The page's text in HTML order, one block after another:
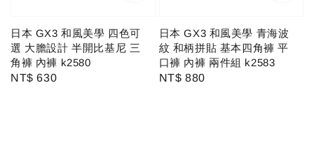
日本 GX3 和風美學 四色可
選 大膽設計 半開比基尼 三
角褲 內褲 k2580
Regular
NT$ 630
日本 GX3 和風美學 青海波
紋 和柄拼貼 基本四角褲 平
口褲 內褲 兩件組 k2583
Regular
NT$ 880